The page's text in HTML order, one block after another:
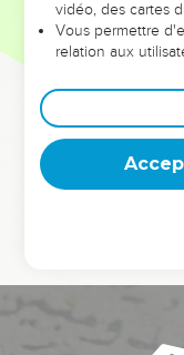
sont
Dans cette
clés pour avancer
deviennent vos
équipe, un groupe
vidéo, des cartes
Vous permettre
relation aux